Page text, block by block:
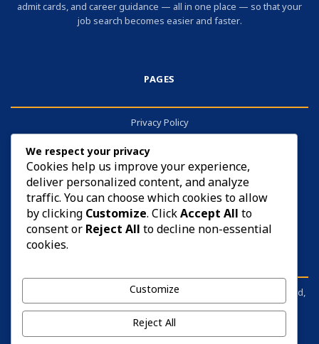
admit cards, and career guidance — all in one place — so that your
job search becomes easier and faster.
PAGES
Privacy Policy
Contact
Cookies
sarkariyojana.info is not affiliated with any government body, board,
commission, or ministry. It is an independent information portal.
Before applying for anything, please visit the respective official
website and read the notification carefully.
We respect your privacy
Cookies help us improve your experience,
deliver personalized content, and analyze
traffic. You can choose which cookies to allow
by clicking Customize. ClickAccept All to
consent or Reject All to decline non-essential
cookies.
Customize
Reject All